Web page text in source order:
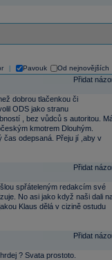
Pavouk Od nejnovějších
Přidat
dobrou tlačenkou či
ODS jako stranu
, bez vůdců s autoritou.
kmotrem Dlouhým.
čas odepsaná. Přeju jí ,aby v
Přidat
spřáteleným redakcím své
No asi jako když naši dali
Klaus dělá v cizině ostudu
Přidat
? Svata prostoto.